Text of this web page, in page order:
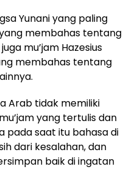
Yunani yang paling
yang membahas tentang
mu’jam Hazesius
membahas tentang
Arab tidak memiliki
yang tertulis dan
pada saat itu bahasa di
dari kesalahan, dan
baik di ingatan